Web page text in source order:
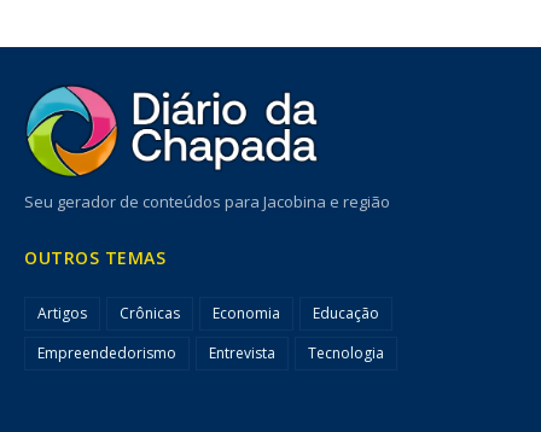
Seu gerador de conteúdos para Jacobina e região
OUTROS TEMAS
Artigos Crônicas Economia
Educação
Empreendedorismo
Entrevista Tecnologia